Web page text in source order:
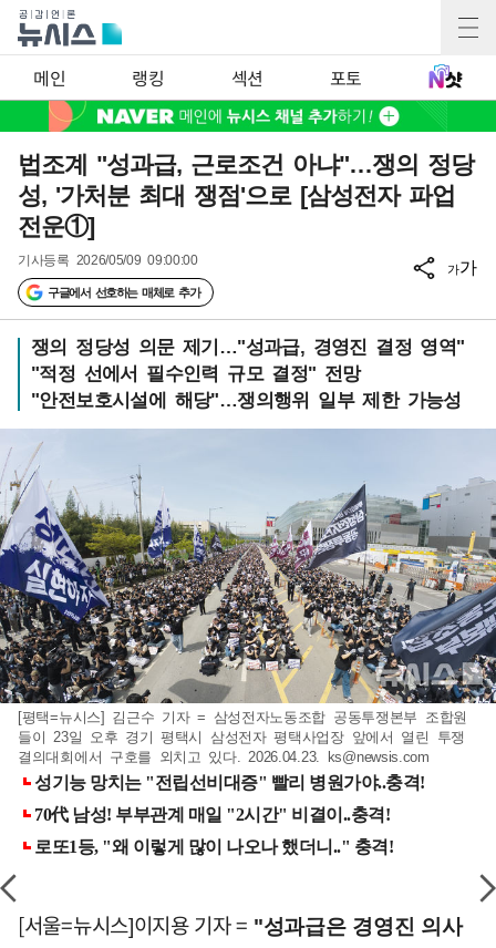
메인 랭킹 섹션 포토
법조계 "성과급, 근로조건 아냐"…쟁의 정당
성, '가처분 최대 쟁점'으로 [삼성전자 파업
전운①]
기사등록 2026/05/09 09:00:00
구글에서 선호하는 매체로 추가
가가
쟁의 정당성 의문 제기…"성과급, 경영진 결정 영역"
"적정 선에서 필수인력 규모 결정" 전망
"안전보호시설에 해당"…쟁의행위 일부 제한 가능성
[평택=뉴시스] 김근수 기자 = 삼성전자노동조합 공동투쟁본부 조합원
들이 23일 오후 경기 평택시 삼성전자 평택사업장 앞에서 열린 투쟁
결의대회에서 구호를 외치고 있다. 2026.04.23. ks@newsis.com
[서울=뉴시스]이지용 기자 = "성과급은 경영진 의사